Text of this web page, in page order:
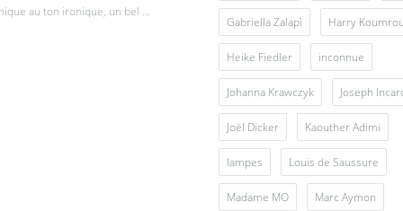
au ton ironique, un bel ...
Gabriella Zalapì Harry
Heike Fiedler inconnue
Johanna Krawczyk Joseph
Joël Dicker Kaouther Adimi
lampes Louis de Saussure
Madame MO Marc Aymon